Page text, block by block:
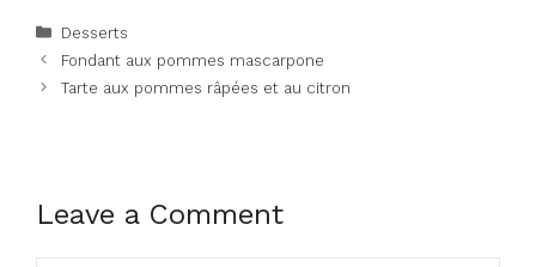
Categories
Desserts
Fondant aux pommes mascarpone
Tarte aux pommes râpées et au citron
Leave a Comment